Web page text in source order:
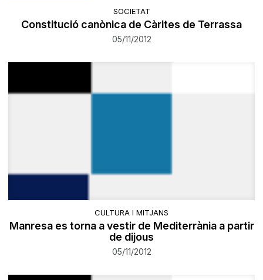
SOCIETAT
Constitució canònica de Càrites de Terrassa
05/11/2012
CULTURA I MITJANS
Manresa es torna a vestir de Mediterrània a partir
de dijous
05/11/2012